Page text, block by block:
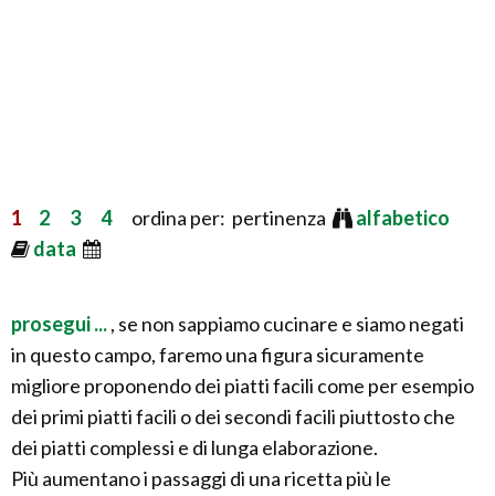
1 2 3 4ordina per: pertinenza
alfabetico
data
prosegui ..., se non sappiamo cucinare e siamo negati
in questo campo, faremo una figura sicuramente
migliore proponendo dei piatti facili come per esempio
dei primi piatti facili o dei secondi facili piuttosto che
dei piatti complessi e di lunga elaborazione.
Più aumentano i passaggi di una ricetta più le